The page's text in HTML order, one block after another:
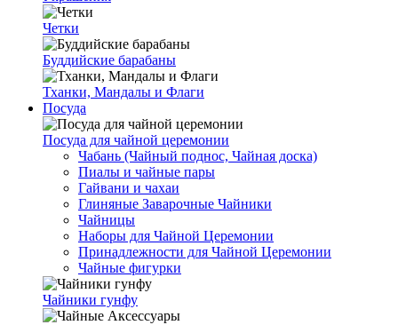
Четки
Буддийские барабаны
Тханки, Мандалы и Флаги
Посуда
Посуда для чайной церемонии
Чабань (Чайный поднос, Чайная доска)
Пиалы и чайные пары
Гайвани и чахаи
Глиняные Заварочные Чайники
Чайницы
Наборы для Чайной Церемонии
Принадлежности для Чайной Церемонии
Чайные фигурки
Чайники гунфу